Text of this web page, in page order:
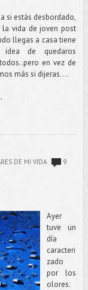
si estás desbordado,
vida de joven post
llegas a casa tiene
de quedaros
en vez de
más si dijeras….
DE MI VIDA
9
Ayer
tuve un
día
caracteri
zado
por los
olores.